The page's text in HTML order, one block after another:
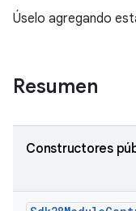
Úselo agregando
Resumen
Constructores